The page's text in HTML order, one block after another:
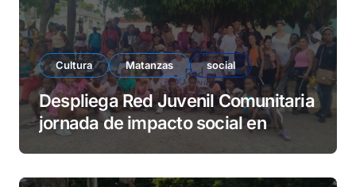
Cultura Matanzas social
Despliega Red Juvenil Comunitaria
jornada de impacto social en